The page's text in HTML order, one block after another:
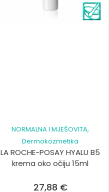
NORMALNA I MJEŠOVITA,
Dermokozmetika
LA ROCHE-POSAY HYALU B5
krema oko očiju 15ml
27,88 €